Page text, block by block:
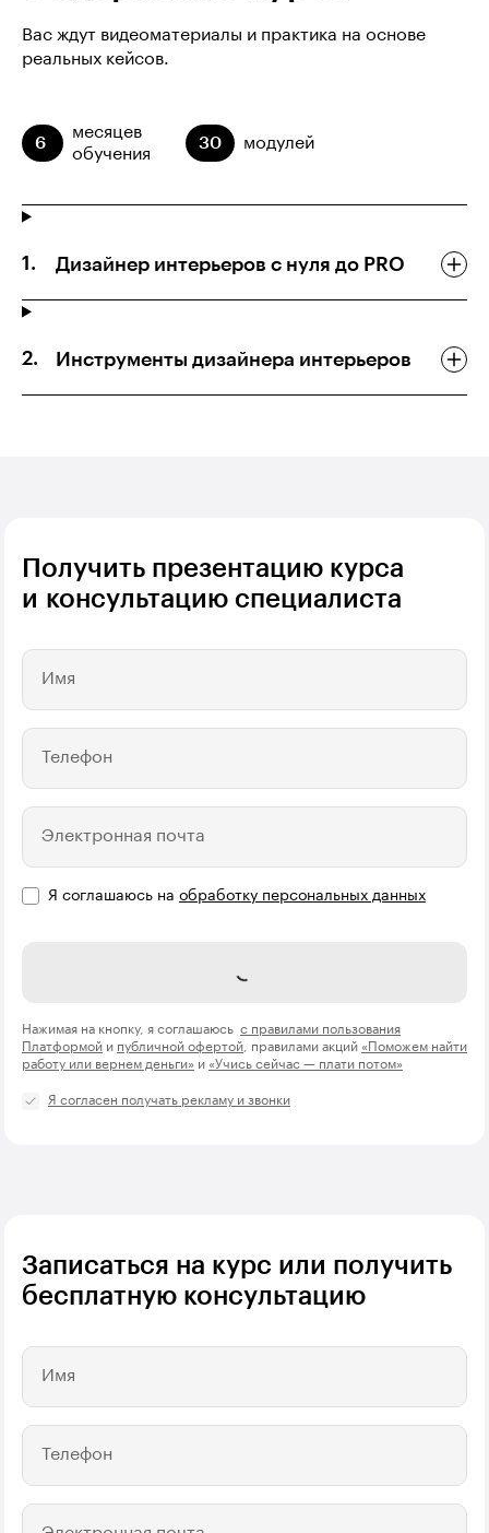
Вас ждут видеоматериалы и практика на основе
реальных кейсов.
6
месяцев
обучения
30 модулей
Дизайнер интерьеров с нуля до PRO
Инструменты дизайнера интерьеров
Получить презентацию курса
и консультацию специалиста
Имя
Телефон
Электронная почта
Я соглашаюсь на обработку персональных данных
Отправить
Нажимая на кнопку, я соглашаюсь с правилами пользования
Платформой и публичной офертой , правилами акций «Поможем найти
работу или вернем деньги» и «Учись сейчас — плати потом»
Я согласен получать рекламу и звонки
Записаться на курс или получить
бесплатную консультацию
Имя
Телефон